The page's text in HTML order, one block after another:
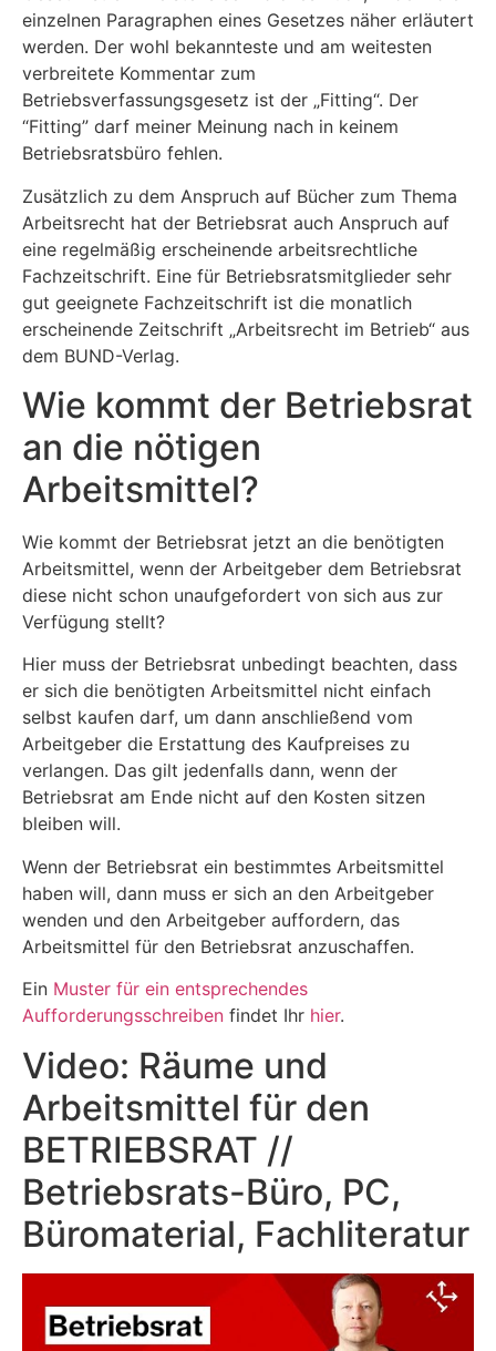
einzelnen Paragraphen eines Gesetzes näher erläutert
werden. Der wohl bekannteste und am weitesten
verbreitete Kommentar zum
Betriebsverfassungsgesetz ist der „Fitting“. Der
“Fitting” darf meiner Meinung nach in keinem
Betriebsratsbüro fehlen.
Zusätzlich zu dem Anspruch auf Bücher zum Thema
Arbeitsrecht hat der Betriebsrat auch Anspruch auf
eine regelmäßig erscheinende arbeitsrechtliche
Fachzeitschrift. Eine für Betriebsratsmitglieder sehr
gut geeignete Fachzeitschrift ist die monatlich
erscheinende Zeitschrift „Arbeitsrecht im Betrieb“ aus
dem BUND-Verlag.
Wie kommt der Betriebsrat
an die nötigen
Arbeitsmittel?
Wie kommt der Betriebsrat jetzt an die benötigten
Arbeitsmittel, wenn der Arbeitgeber dem Betriebsrat
diese nicht schon unaufgefordert von sich aus zur
Verfügung stellt?
Hier muss der Betriebsrat unbedingt beachten, dass
er sich die benötigten Arbeitsmittel nicht einfach
selbst kaufen darf, um dann anschließend vom
Arbeitgeber die Erstattung des Kaufpreises zu
verlangen. Das gilt jedenfalls dann, wenn der
Betriebsrat am Ende nicht auf den Kosten sitzen
bleiben will.
Wenn der Betriebsrat ein bestimmtes Arbeitsmittel
haben will, dann muss er sich an den Arbeitgeber
wenden und den Arbeitgeber auffordern, das
Arbeitsmittel für den Betriebsrat anzuschaffen.
Ein Muster für ein entsprechendes
Aufforderungsschreiben findet Ihr hier.
Video: Räume und
Arbeitsmittel für den
BETRIEBSRAT //
Betriebsrats-Büro, PC,
Büromaterial, Fachliteratur